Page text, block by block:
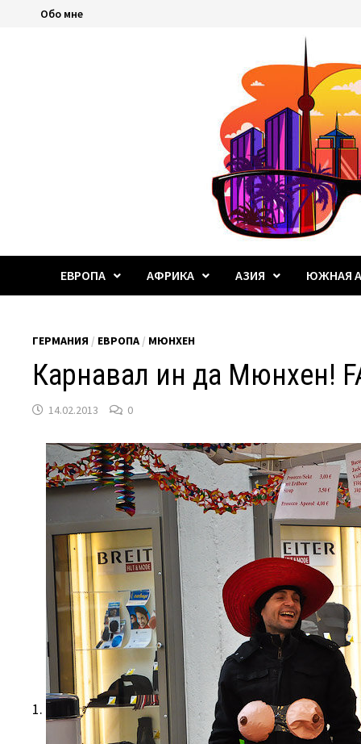
ПерейтиОбо мне
ЕВРОПА АФРИКА АЗИЯ ЮЖНАЯ
ГЕРМАНИЯ / ЕВРОПА / МЮНХЕН
Карнавал ин да Мюнхен!
14.02.2013 0
1.